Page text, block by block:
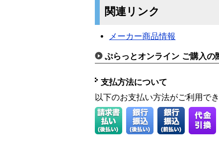
関連リンク
メーカー商品情報
ぷらっとオンライン ご購入の
支払方法について
以下のお支払い方法がご利用で